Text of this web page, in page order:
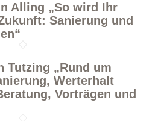
Alling „So wird Ihr
Sanierung und
Tutzing „Rund um
Werterhalt
Vorträgen und